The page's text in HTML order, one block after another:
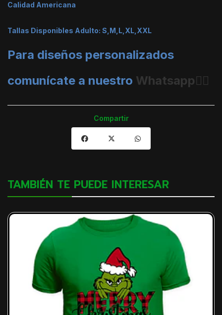
Calidad Americana
Tallas Disponibles Adulto: S,M,L,XL,XXL
Para diseños personalizados
comunícate a nuestro Whatsapp👈🏼
Compartir
TAMBIÉN TE PUEDE INTERESAR